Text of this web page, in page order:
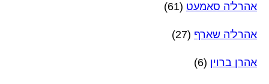
אהרל'ה סאמעט (61)
אהרל'ה שארף (27)
אהרן ברוין (6)